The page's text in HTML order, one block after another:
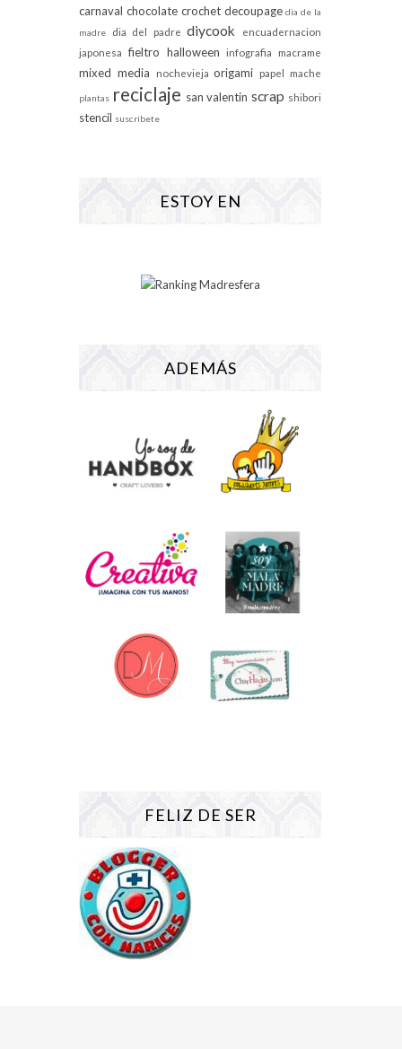
carnaval chocolate crochet decoupage dia de la
madre
dia del padre diycook
encuadernacion
japonesa fieltro halloween infografia macrame
mixed media nochevieja origami papel mache
plantas reciclaje san valentin scrap shibori
stencil suscribete
ESTOY EN
ADEMÁS
FELIZ DE SER